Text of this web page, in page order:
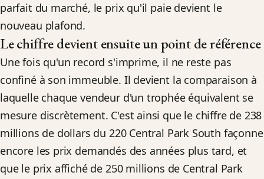
parfait du marché, le prix qu'il paie devient le
nouveau plafond.
Le chiffre devient ensuite un point de référence
Une fois qu'un record s'imprime, il ne reste pas
confiné à son immeuble. Il devient la comparaison à
laquelle chaque vendeur d'un trophée équivalent se
mesure discrètement. C'est ainsi que le chiffre de 238
millions de dollars du 220 Central Park South façonne
encore les prix demandés des années plus tard, et
que le prix affiché de 250 millions de Central Park